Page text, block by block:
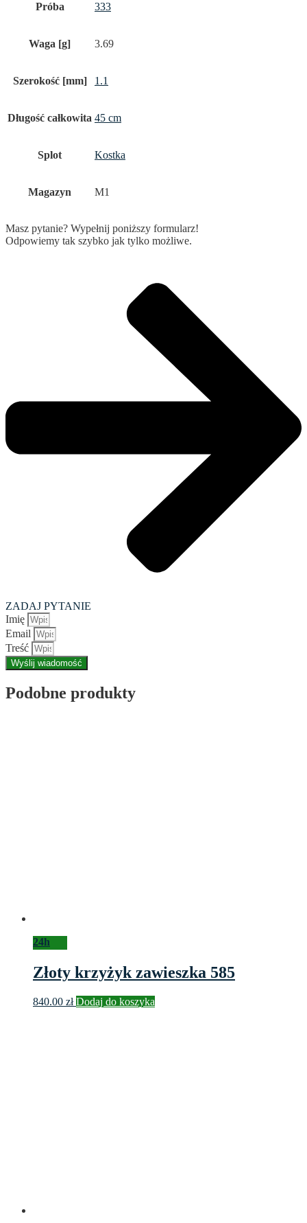
Próba 333
Waga [g] 3.69
Szerokość [mm] 1.1
Długość całkowita 45 cm
Splot Kostka
Magazyn M1
Masz pytanie? Wypełnij poniższy formularz!
Odpowiemy tak szybko jak tylko możliwe.
ZADAJ PYTANIE
Imię
Email
Treść
Wyślij wiadomość
Podobne produkty
24h
Złoty krzyżyk zawieszka 585
840.00 zł Dodaj do koszyka